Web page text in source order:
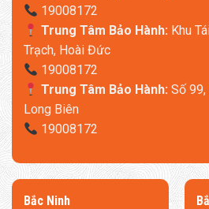
19008172
Trung Tâm Bảo Hành:Khu
Trạch, Hoài Đức
19008172
Trung Tâm Bảo Hành:Số 99,
Long Biên
19008172
​Bắc Ninh